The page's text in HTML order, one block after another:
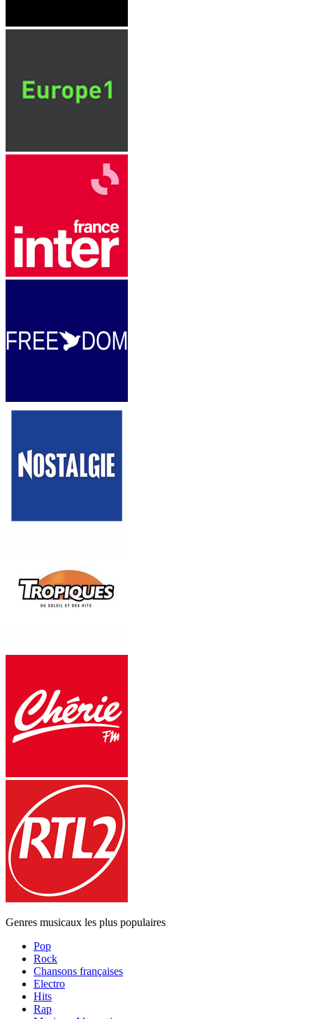
Genres musicaux les plus populaires
Pop
Rock
Chansons françaises
Electro
Hits
Rap